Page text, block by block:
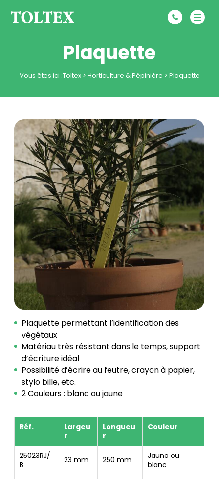
Plaquette
Vous êtes ici :Toltex> Horticulture & Pépinière > Plaquette
Plaquette permettant l’identification des
végétaux
Matériau très résistant dans le temps, support
d’écriture idéal
Possibilité d’écrire au feutre, crayon à papier,
stylo bille, etc.
2 Couleurs : blanc ou jaune
Réf.
Largeu
r
Longueu
r
Couleur
25023RJ/
B
23 mm 250 mm
Jaune ou
blanc